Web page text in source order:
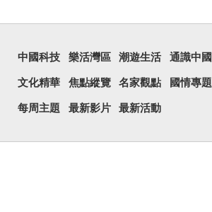
中國科技 樂活灣區 潮遊生活 通識中國
文化精華 焦點縱覽 名家觀點 國情專題
每周主題 最新影片 最新活動